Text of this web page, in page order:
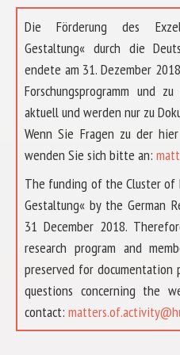
Die Förderung des
Gestaltung« durch die
endete am 31. Dezember
Forschungsprogramm und
aktuell und werden nur zu
Wenn Sie Fragen zu der
wenden Sie sich bitte an:
The funding of the Cluster of
Gestaltung« by the German
31 December 2018.
research program and
preserved for documentation
questions concerning the
contact:
ÜBER UNS